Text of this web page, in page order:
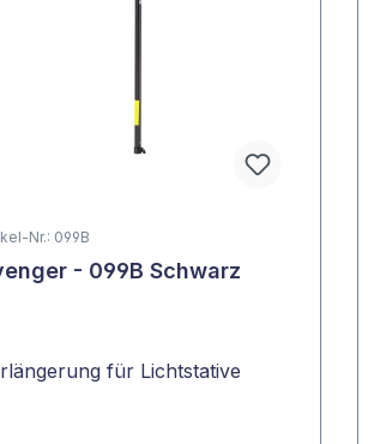
Nr.: 099B
- 099B Schwarz
für Lichtstative